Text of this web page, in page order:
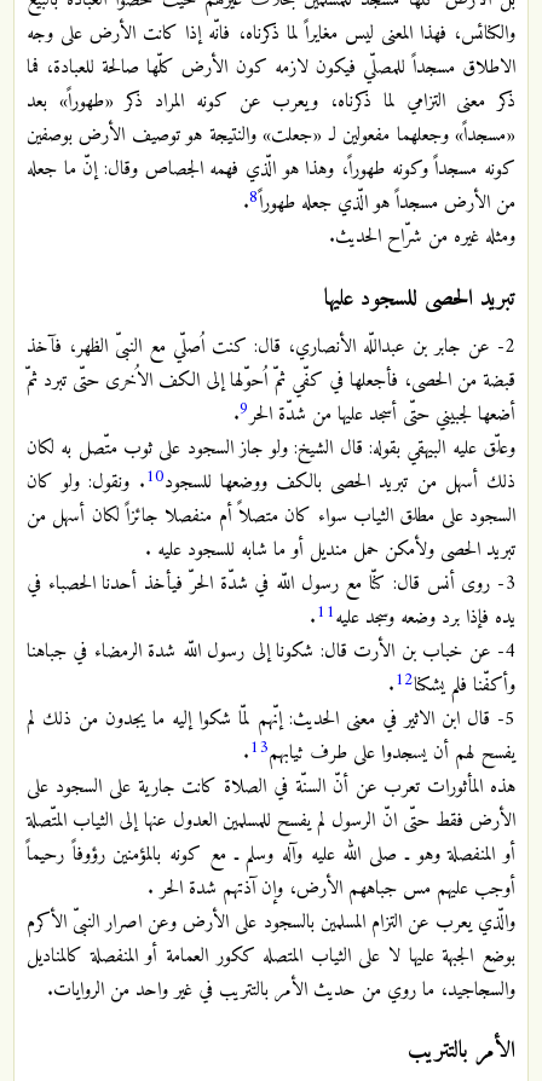
والكنائس، فهذا المعنى ليس مغايراً لما ذكرناه، فانّه إذا كانت الأرض على وجه
الاطلاق مسجداً للمصلّي فيكون لازمه كون الأرض كلّها صالحة للعبادة، فما
ذكر معنى التزامي لما ذكرناه، ويعرب عن كونه المراد ذكر «طهوراً» بعد
«مسجداً» وجعلهما مفعولين لـ «جعلت» والنتيجة هو توصيف الأرض بوصفين
كونه مسجداً وكونه طهوراً، وهذا هو الّذي فهمه الجصاص وقال: إنّ ما جعله
من الأرض مسجداً هو الّذي جعله طهوراً8
.
ومثله غيره من شرّاح الحديث.
تبريد الحصى للسجود عليها
2- عن جابر بن عبداللّه الأنصاري، قال: كنت اُصلّي مع النبىّ الظهر، فآخذ
قبضة من الحصى، فأجعلها في كفّي ثمّ اُحوّلها إلى الكف الاُخرى حتّى تبرد ثمّ
أضعها لجبيني حتّى أسجد عليها من شدّة الحر9
.
وعلّق عليه البيهقي بقوله: قال الشيخ: ولو جاز السجود على ثوب متّصل به لكان
ذلك أسهل من تبريد الحصى بالكف ووضعها للسجود10. ونقول: ولو كان
السجود على مطلق الثياب سواء كان متصلاً أم منفصلا جائزاً لكان أسهل من
تبريد الحصى ولأمكن حمل منديل أو ما شابه للسجود عليه .
3- روى أنس قال: كنّا مع رسول اللّه في شدّة الحرّ فيأخذ أحدنا الحصباء في
يده فإذا برد وضعه وسجد عليه11
.
4- عن خباب بن الأرت قال: شكونا إلى رسول اللّه شدة الرمضاء في جباهنا
وأكفّنا فلم يشكنا12
.
5- قال ابن الاثير في معنى الحديث: إنّهم لمّا شكوا إليه ما يجدون من ذلك لم
يفسح لهم أن يسجدوا على طرف ثيابهم13
.
هذه المأثورات تعرب عن أنّ السنّة في الصلاة كانت جارية على السجود على
الأرض فقط حتّى انّ الرسول لم يفسح للمسلمين العدول عنها إلى الثياب المتّصلة
أو المنفصلة وهو ـ صلى الله عليه وآله وسلم ـ مع كونه بالمؤمنين رؤوفاً رحيماً
أوجب عليهم مس جباههم الأرض، وإن آذتهم شدة الحر .
والّذي يعرب عن التزام المسلمين بالسجود على الأرض وعن اصرار النبىّ الأكرم
بوضع الجبهة عليها لا على الثياب المتصله ككور العمامة أو المنفصلة كالمناديل
والسجاجيد، ما روي من حديث الأمر بالتتريب في غير واحد من الروايات.
الأمر بالتتريب